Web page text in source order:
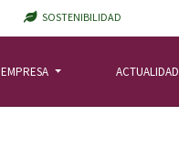
SOSTENIBILIDAD
EMPRESA ACTUALIDAD